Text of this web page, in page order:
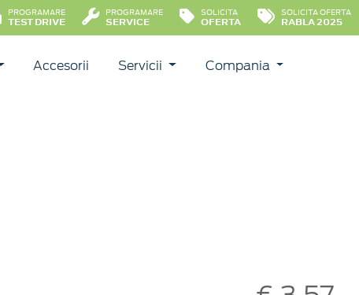
PROGRAMARE
TEST DRIVE
PROGRAMARE
SERVICE
SOLICITA
OFERTA
SOLICITA OFERTA
RABLA 2025
Accesorii Servicii Compania